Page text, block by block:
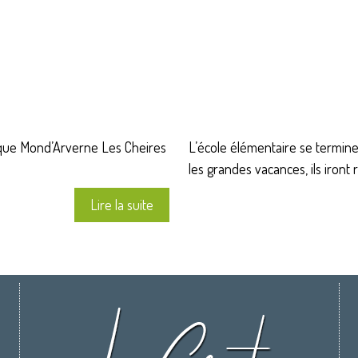
Mond’Arverne Les Cheires
L’école élémentaire se
les grandes vacances, ils iront